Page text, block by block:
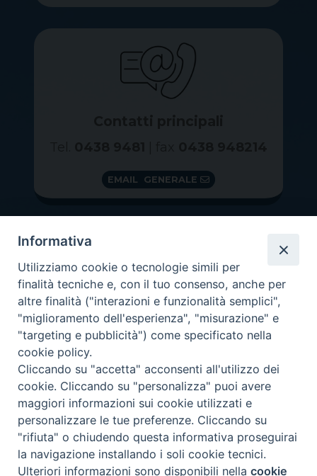
EMAIL GENERALE
GRAZIE PER IL TUO AIUTO
Insieme per la Diocesi
Copyright 2026 ©Diocesi di Vittorio Veneto-Privacy
Policy
Preferenze Cookie
Informativa
Utilizziamo cookie o tecnologie simili per
finalità tecniche e, con il tuo consenso, anche per
altre finalità ("interazioni e funzionalità semplici",
"miglioramento dell'esperienza", "misurazione" e
"targeting e pubblicità") come specificato nella
cookie policy.
Cliccando su "accetta" acconsenti all'utilizzo dei
cookie. Cliccando su "personalizza" puoi avere
maggiori informazioni sui cookie utilizzati e
personalizzare le tue preferenze. Cliccando su
"rifiuta" o chiudendo questa informativa proseguirai
la navigazione installando i soli cookie tecnici.
Ulteriori informazioni sono disponibili nellacookie